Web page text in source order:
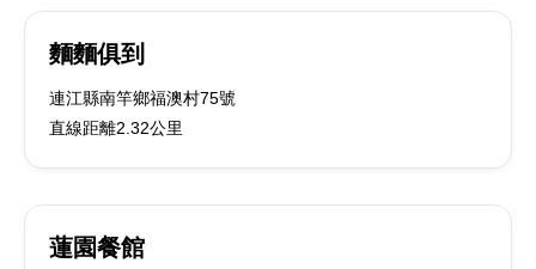
麵麵俱到
連江縣南竿鄉福澳村75號
直線距離2.32公里
蓮園餐館